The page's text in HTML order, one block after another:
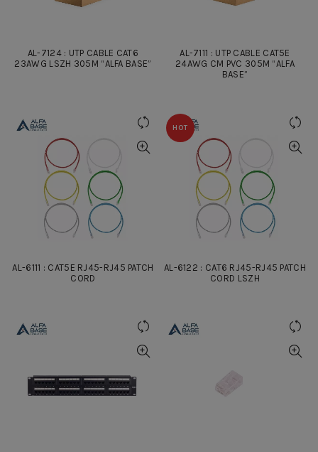
AL-7124 : UTP CABLE CAT6
23AWG LSZH 305M “ALFA BASE”
AL-7111 : UTP CABLE CAT5E
24AWG CM PVC 305M “ALFA
BASE”
AL-6111 : CAT5E RJ45-RJ45 PATCH
CORD
HOT
AL-6122 : CAT6 RJ45-RJ45 PATCH
CORD LSZH